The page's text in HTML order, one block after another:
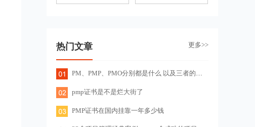
热门文章 更多>>
PM、PMP、PMO分别都是什么 以及三者的关系
pmp证书是不是烂大街了
PMP证书在国内挂靠一年多少钱